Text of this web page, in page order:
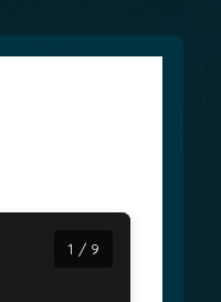
1 / 9